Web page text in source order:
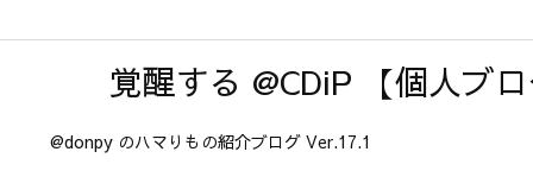
覚醒する @CDiP 【個人ブ
@donpy のハマりもの紹介ブログ Ver.17.1